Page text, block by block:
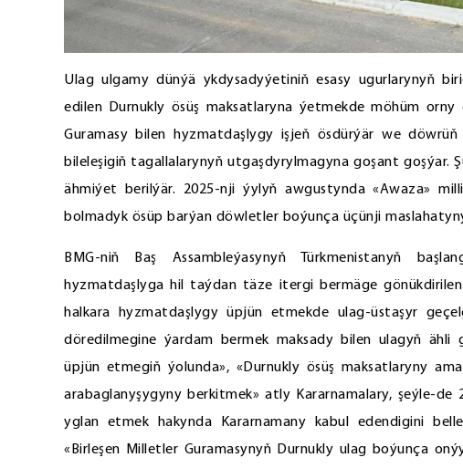
Ulag ulgamy dünýä ykdysadyýetiniň esasy ugurlarynyň
edilen Durnukly ösüş maksatlaryna ýetmekde möhüm
Guramasy bilen hyzmatdaşlygy işjeň ösdürýär we
bileleşigiň tagallalarynyň utgaşdyrylmagyna goşant goşýar.
ähmiýet berilýär. 2025-nji ýylyň awgustynda «Awaza»
bolmadyk ösüp barýan döwletler boýunça üçünji
BMG-niň Baş Assambleýasynyň Türkmenistanyň
hyzmatdaşlyga hil taýdan täze itergi bermäge
halkara hyzmatdaşlygy üpjün etmekde ulag-üstaşyr
döredilmegine ýardam bermek maksady bilen ulagyň ähli
üpjün etmegiň ýolunda», «Durnukly ösüş maksatlaryny
arabaglanyşygyny berkitmek» atly Kararnamalary, şeýle-
yglan etmek hakynda Kararnamany kabul edendigini
«Birleşen Milletler Guramasynyň Durnukly ulag boýunça